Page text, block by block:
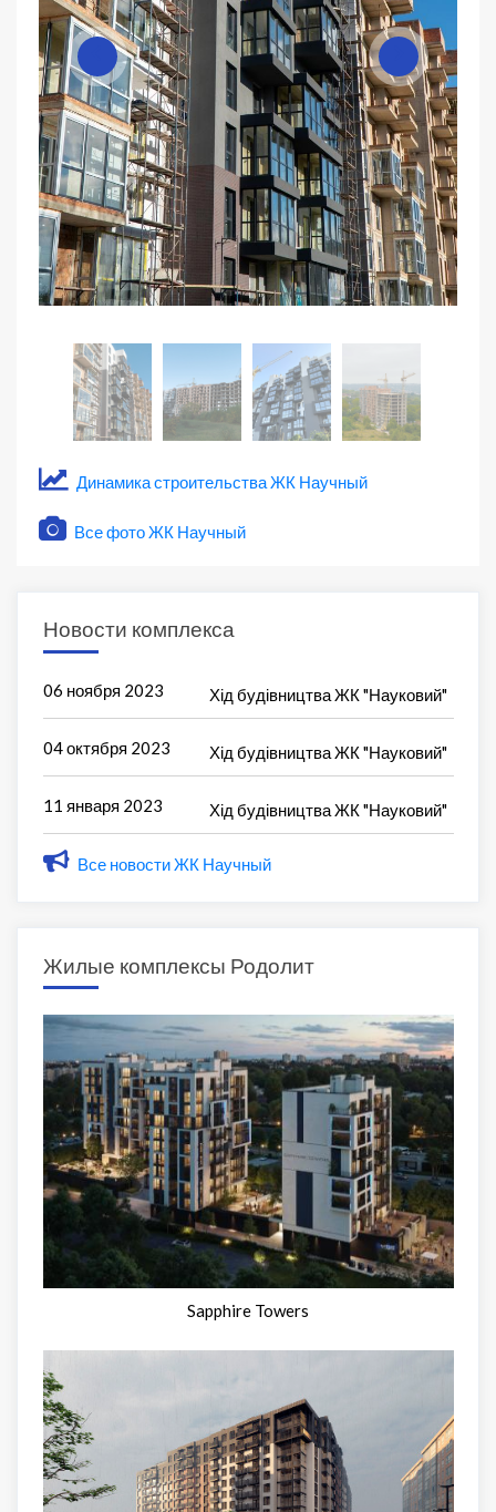
Динамика строительства ЖК Научный
Все фото ЖК Научный
Новости комплекса
06 ноября 2023 Хід будівництва ЖК "Науковий"
04 октября 2023 Хід будівництва ЖК "Науковий"
11 января 2023 Хід будівництва ЖК "Науковий"
Все новости ЖК Научный
Жилые комплексы Родолит
Sapphire Towers